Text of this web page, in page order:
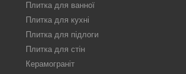
Плитка для ванної
Плитка для кухні
Плитка для підлоги
Плитка для стін
Керамограніт